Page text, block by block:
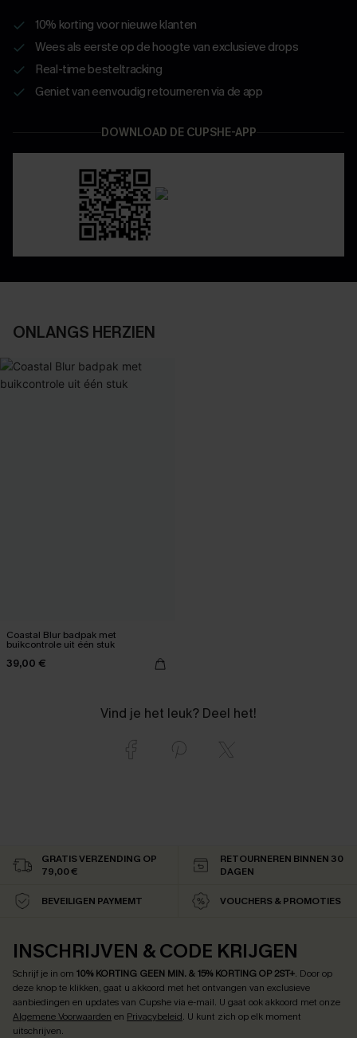
10% korting voor nieuwe klanten
Wees als eerste op de hoogte van exclusieve drops
Real-time besteltracking
Geniet van eenvoudig retourneren via de app
DOWNLOAD DE CUPSHE-APP
ONLANGS HERZIEN
Coastal Blur badpak met
buikcontrole uit één stuk
39,00 €
Vind je het leuk? Deel het!
GRATIS VERZENDING OP
79,00 €
RETOURNEREN BINNEN 30
DAGEN
BEVEILIGEN PAYMEMT VOUCHERS & PROMOTIES
INSCHRIJVEN & CODE KRIJGEN
Schrijf je in om 10% KORTING GEEN MIN. & 15% KORTING OP 2ST+. Door op
deze knop te klikken, gaat u akkoord met het ontvangen van exclusieve
aanbiedingen en updates van Cupshe via e-mail. U gaat ook akkoord met onze
Algemene Voorwaarden en Privacybeleid. U kunt zich op elk moment
uitschrijven.